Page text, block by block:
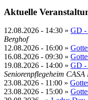
Aktuelle
12.08.2026 - 14:30 » GD -
Berghof
12.08.2026 - 16:00 »
16.08.2026 - 09:30 »
19.08.2026 - 14:00 » GD -
Seniorenpflegeheim
23.08.2026 - 11:00 »
23.08.2026 - 15:00 »